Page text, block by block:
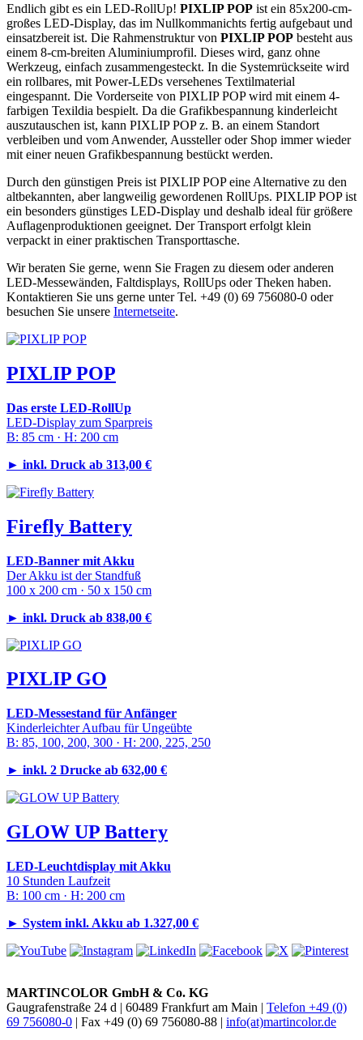
Endlich gibt es ein LED-RollUp! PIXLIP POP ist ein 85x200-cm-
großes LED-Display, das im Nullkommanichts fertig aufgebaut und
einsatzbereit ist. Die Rahmenstruktur von PIXLIP POP besteht aus
einem 8-cm-breiten Aluminiumprofil. Dieses wird, ganz ohne
Werkzeug, einfach zusammengesteckt. In die Systemrückseite wird
ein rollbares, mit Power-LEDs versehenes Textilmaterial
eingespannt. Die Vorderseite von PIXLIP POP wird mit einem 4-
farbigen Texildia bespielt. Da die Grafikbespannung kinderleicht
auszutauschen ist, kann PIXLIP POP z. B. an einem Standort
verbleiben und vom Anwender, Aussteller oder Shop immer wieder
mit einer neuen Grafikbespannung bestückt werden.
Durch den günstigen Preis ist PIXLIP POP eine Alternative zu den
altbekannten, aber langweilig gewordenen RollUps. PIXLIP POP ist
ein besonders günstiges LED-Display und deshalb ideal für größere
Auflagenproduktionen geeignet. Der Transport erfolgt klein
verpackt in einer praktischen Transporttasche.
Wir beraten Sie gerne, wenn Sie Fragen zu diesem oder anderen
LED-Messewänden, Faltdisplays, RollUps oder Theken haben.
Kontaktieren Sie uns gerne unter Tel. +49 (0) 69 756080-0 oder
besuchen Sie unsere Internetseite.
PIXLIP POP
Das erste LED-RollUp
LED-Display zum Sparpreis
B: 85 cm · H: 200 cm
► inkl. Druck ab 313,00 €
Firefly Battery
LED-Banner mit Akku
Der Akku ist der Standfuß
100 x 200 cm · 50 x 150 cm
► inkl. Druck ab 838,00 €
PIXLIP GO
LED-Messestand für Anfänger
Kinderleichter Aufbau für Ungeübte
B: 85, 100, 200, 300 · H: 200, 225, 250
► inkl. 2 Drucke ab 632,00 €
GLOW UP Battery
LED-Leuchtdisplay mit Akku
10 Stunden Laufzeit
B: 100 cm · H: 200 cm
► System inkl. Akku ab 1.327,00 €
MARTINCOLOR GmbH & Co. KG
Gaugrafenstraße 24 d | 60489 Frankfurt am Main | Telefon +49 (0)
69 756080-0 | Fax +49 (0) 69 756080-88 | info(at)martincolor.de